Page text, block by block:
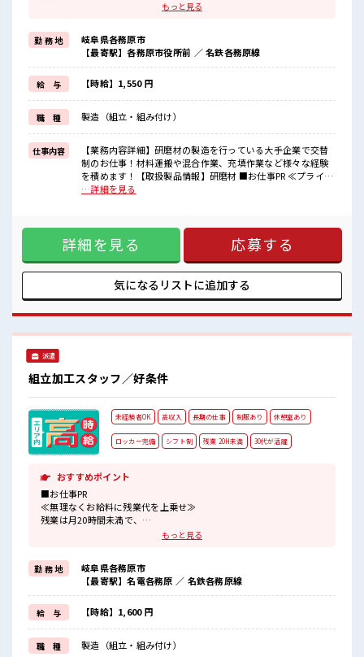
週末は家族や友人と一緒にプライベート満喫！
≪ラクラク制服アリ≫
制服があるので、
毎日の服装の悩み解消♪
≪未経験でも活躍できる≫
新しいことにチャレンジするのは不安だけど、
しっかり働く環境が整っています！
イチからスキルUP・ステップUP目指していきましょう！
≪収入アップを目指せる≫
高時給だらけの派遣のお仕事です！
■職場の雰囲気
休憩室で楽しくおしゃべり！
私物の置きすぎには注意が必要ですね★
残業はほとんどありません！
高収入もバッチリ目指せますよ！
もっと見る
勤 務 地
岐阜県各務原市
【最寄駅】各務原市役所前 ／ 名鉄各務原線
給 与 【時給】1,550 円
職 種 製造（組立・組み付け）
仕事内容
【業務内容詳細】研磨材の製造を行っている大手企業で交替
制のお仕事！材料運搬や混合作業、充填作業など様々な経験
を積めます！【取扱製品情報】研磨材 ■お仕事PR ≪プライベ
ートが充実する≫ 場合によってはお願いすることもあります
るので、 毎日の服装の悩み解消♪ ≪未経験でも活躍できる≫
新しいことにチャレンジするのは不安だけど、 しっかり働く
環境が整っています！ イチからスキルUP・ステップUP目指
していきましょう！ ≪収入アップを目指せる≫ 高時給だらけ
の派遣のお仕事です！ ■職場の雰囲気 休憩室で楽しくおしゃ
べり！ ストレス解消☆ 職場にはロッカー完備！ 私物の置きす
入もバッチリ目指せますよ！
…詳細を見る
詳細を見る 応募する
気になるリストに追加する
派遣
組立加工スタッフ／好条件
未経験者OK 高収入 長期の仕事 制服あり 休憩室あり
ロッカー完備 シフト制 残業 20H未満 30代が活躍
おすすめポイント
■お仕事PR
≪無理なくお給料に残業代を上乗せ≫
残業は月20時間未満で、
制服があるので、
毎日の服装の悩み解消♪
≪未経験OKの仕事≫
新しいことにチャレンジするのは不安だけど、
しっかり働く環境が整っています！
イチからスキルUP・ステップUP目指していきましょう！
≪自分に合った期間で働ける≫
福利厚生が整った派遣のお仕事です！
もっと見る
勤 務 地
岐阜県各務原市
【最寄駅】名電各務原 ／ 名鉄各務原線
給 与 【時給】1,600 円
職 種 製造（組立・組み付け）